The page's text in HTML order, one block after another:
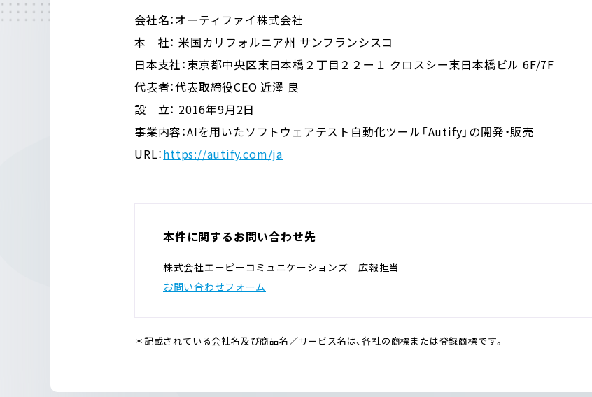
会社名：オーティファイ株式会社
本 社： 米国カリフォルニア州 サンフランシスコ
日本支社：東京都中央区東日本橋２丁目２２ー１ クロスシー東日本橋ビル 6F/7F
代表者：代表取締役CEO 近澤 良
設 立： 2016年9月2日
事業内容：AIを用いたソフトウェアテスト自動化ツール「Autify」の開発・販売
URL：https://autify.com/ja
本件に関するお問い合わせ先
株式会社エーピーコミュニケーションズ 広報担当
お問い合わせフォーム
＊記載されている会社名及び商品名／サービス名は、各社の商標または登録商標です。